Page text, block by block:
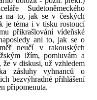
Sudetoněmeckého
na to, jak se v českých
je téma i v tisku rostoucí
přikrašlování vídeňské
ani to, jak se o
neučí v rakouských
lžím, pomluvám a
že v diskusi, už vzhledem
zásluhy vyhnanců o
bezvýhradné přihlášení
připomenuta.